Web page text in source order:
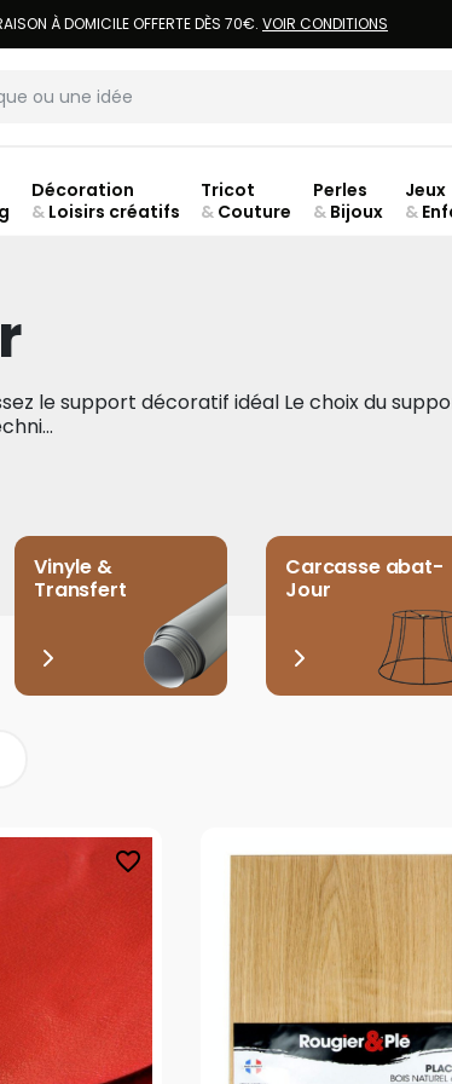
À DOMICILE OFFERTE DÈS 70€. VOIR CONDITIONS
Décoration
&Loisirs créatifs
Tricot
& Couture
Perles
& Bijoux
Jeux
&
le support décoratif idéal Le choix du
Vinyle &
Transfert
Carcasse abat-
Jour
favorite_border